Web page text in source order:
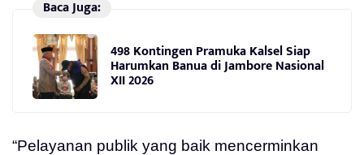
Baca Juga:
498 Kontingen Pramuka Kalsel Siap
Harumkan Banua di Jambore Nasional
XII 2026
“Pelayanan publik yang baik mencerminkan